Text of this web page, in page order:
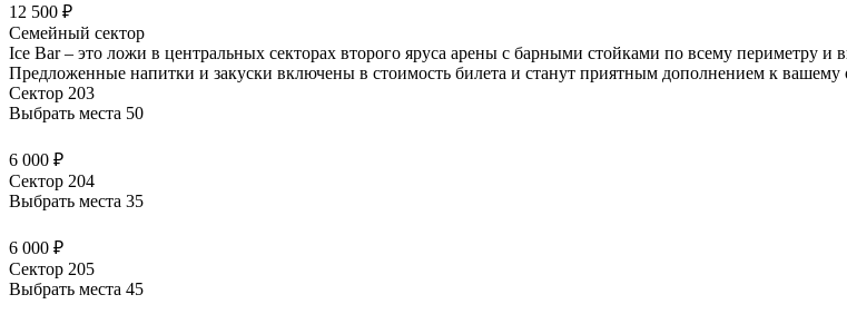
12 500 ₽
Семейный сектор
Ice Bar – это ложи в центральных секторах второго яруса арены с барными стойками по всему периметру
Предложенные напитки и закуски включены в стоимость билета и станут приятным дополнением к вашему
Сектор 203
Выбрать места 50
6 000 ₽
Сектор 204
Выбрать места 35
6 000 ₽
Сектор 205
Выбрать места 45